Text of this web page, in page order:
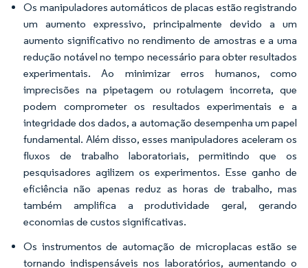
Os manipuladores automáticos de placas estão registrando
um aumento expressivo, principalmente devido a um
aumento significativo no rendimento de amostras e a uma
redução notável no tempo necessário para obter resultados
experimentais. Ao minimizar erros humanos, como
imprecisões na pipetagem ou rotulagem incorreta, que
podem comprometer os resultados experimentais e a
integridade dos dados, a automação desempenha um papel
fundamental. Além disso, esses manipuladores aceleram os
fluxos de trabalho laboratoriais, permitindo que os
pesquisadores agilizem os experimentos. Esse ganho de
eficiência não apenas reduz as horas de trabalho, mas
também amplifica a produtividade geral, gerando
economias de custos significativas.
Os instrumentos de automação de microplacas estão se
tornando indispensáveis nos laboratórios, aumentando o